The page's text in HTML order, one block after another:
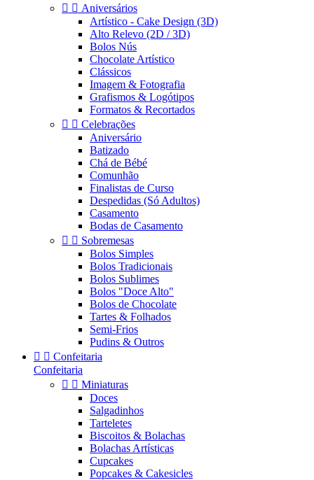
  Aniversários
Artístico - Cake Design (3D)
Alto Relevo (2D / 3D)
Bolos Nús
Chocolate Artístico
Clássicos
Imagem & Fotografia
Grafismos & Logótipos
Formatos & Recortados
  Celebrações
Aniversário
Batizado
Chá de Bébé
Comunhão
Finalistas de Curso
Despedidas (Só Adultos)
Casamento
Bodas de Casamento
  Sobremesas
Bolos Simples
Bolos Tradicionais
Bolos Sublimes
Bolos "Doce Alto"
Bolos de Chocolate
Tartes & Folhados
Semi-Frios
Pudins & Outros
  Confeitaria
Confeitaria
  Miniaturas
Doces
Salgadinhos
Tarteletes
Biscoitos & Bolachas
Bolachas Artísticas
Cupcakes
Popcakes & Cakesicles